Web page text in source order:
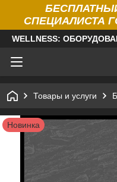
СПЕЦИАЛИСТА
WELLNESS:
Товары и услуги
Новинка